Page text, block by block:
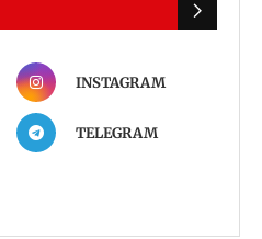
INSTAGRAM
TELEGRAM